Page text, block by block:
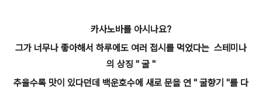
카사노바를 아시나요?
그가 너무나 좋아해서 하루에도 여러 접시를 먹었다는 스테미나
의 상징 " 굴 "
추울수록 맛이 있다던데 백운호수에 새로 문을 연 " 굴향기 "를 다